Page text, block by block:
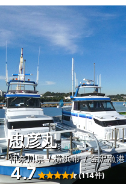
忠彦丸
神奈川県 横浜市 金沢漁港
4.7 (114件)